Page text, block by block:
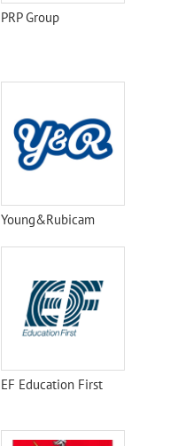
PRP Group
Young&Rubicam
EF Education First